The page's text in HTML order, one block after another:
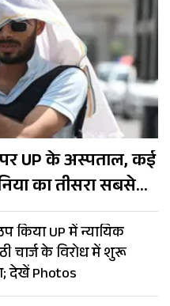
UP के अस्पताल, कई
का तीसरा सबसे
किया UP में न्यायिक
चार्ज के विरोध में शुरू
देखें Photos